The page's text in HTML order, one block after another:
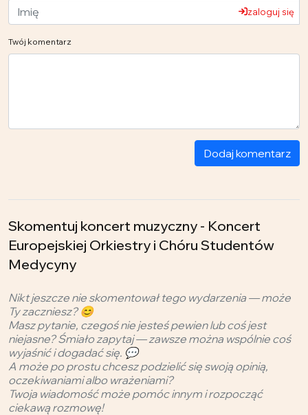
zaloguj się
Twój komentarz
Dodaj komentarz
Skomentuj koncert muzyczny - Koncert
Europejskiej Orkiestry i Chóru Studentów
Medycyny
Nikt jeszcze nie skomentował tego wydarzenia — może
Ty zaczniesz? 😊
Masz pytanie, czegoś nie jesteś pewien lub coś jest
niejasne? Śmiało zapytaj — zawsze można wspólnie coś
wyjaśnić i dogadać się. 💬
A może po prostu chcesz podzielić się swoją opinią,
oczekiwaniami albo wrażeniami?
Twoja wiadomość może pomóc innym i rozpocząć
ciekawą rozmowę!